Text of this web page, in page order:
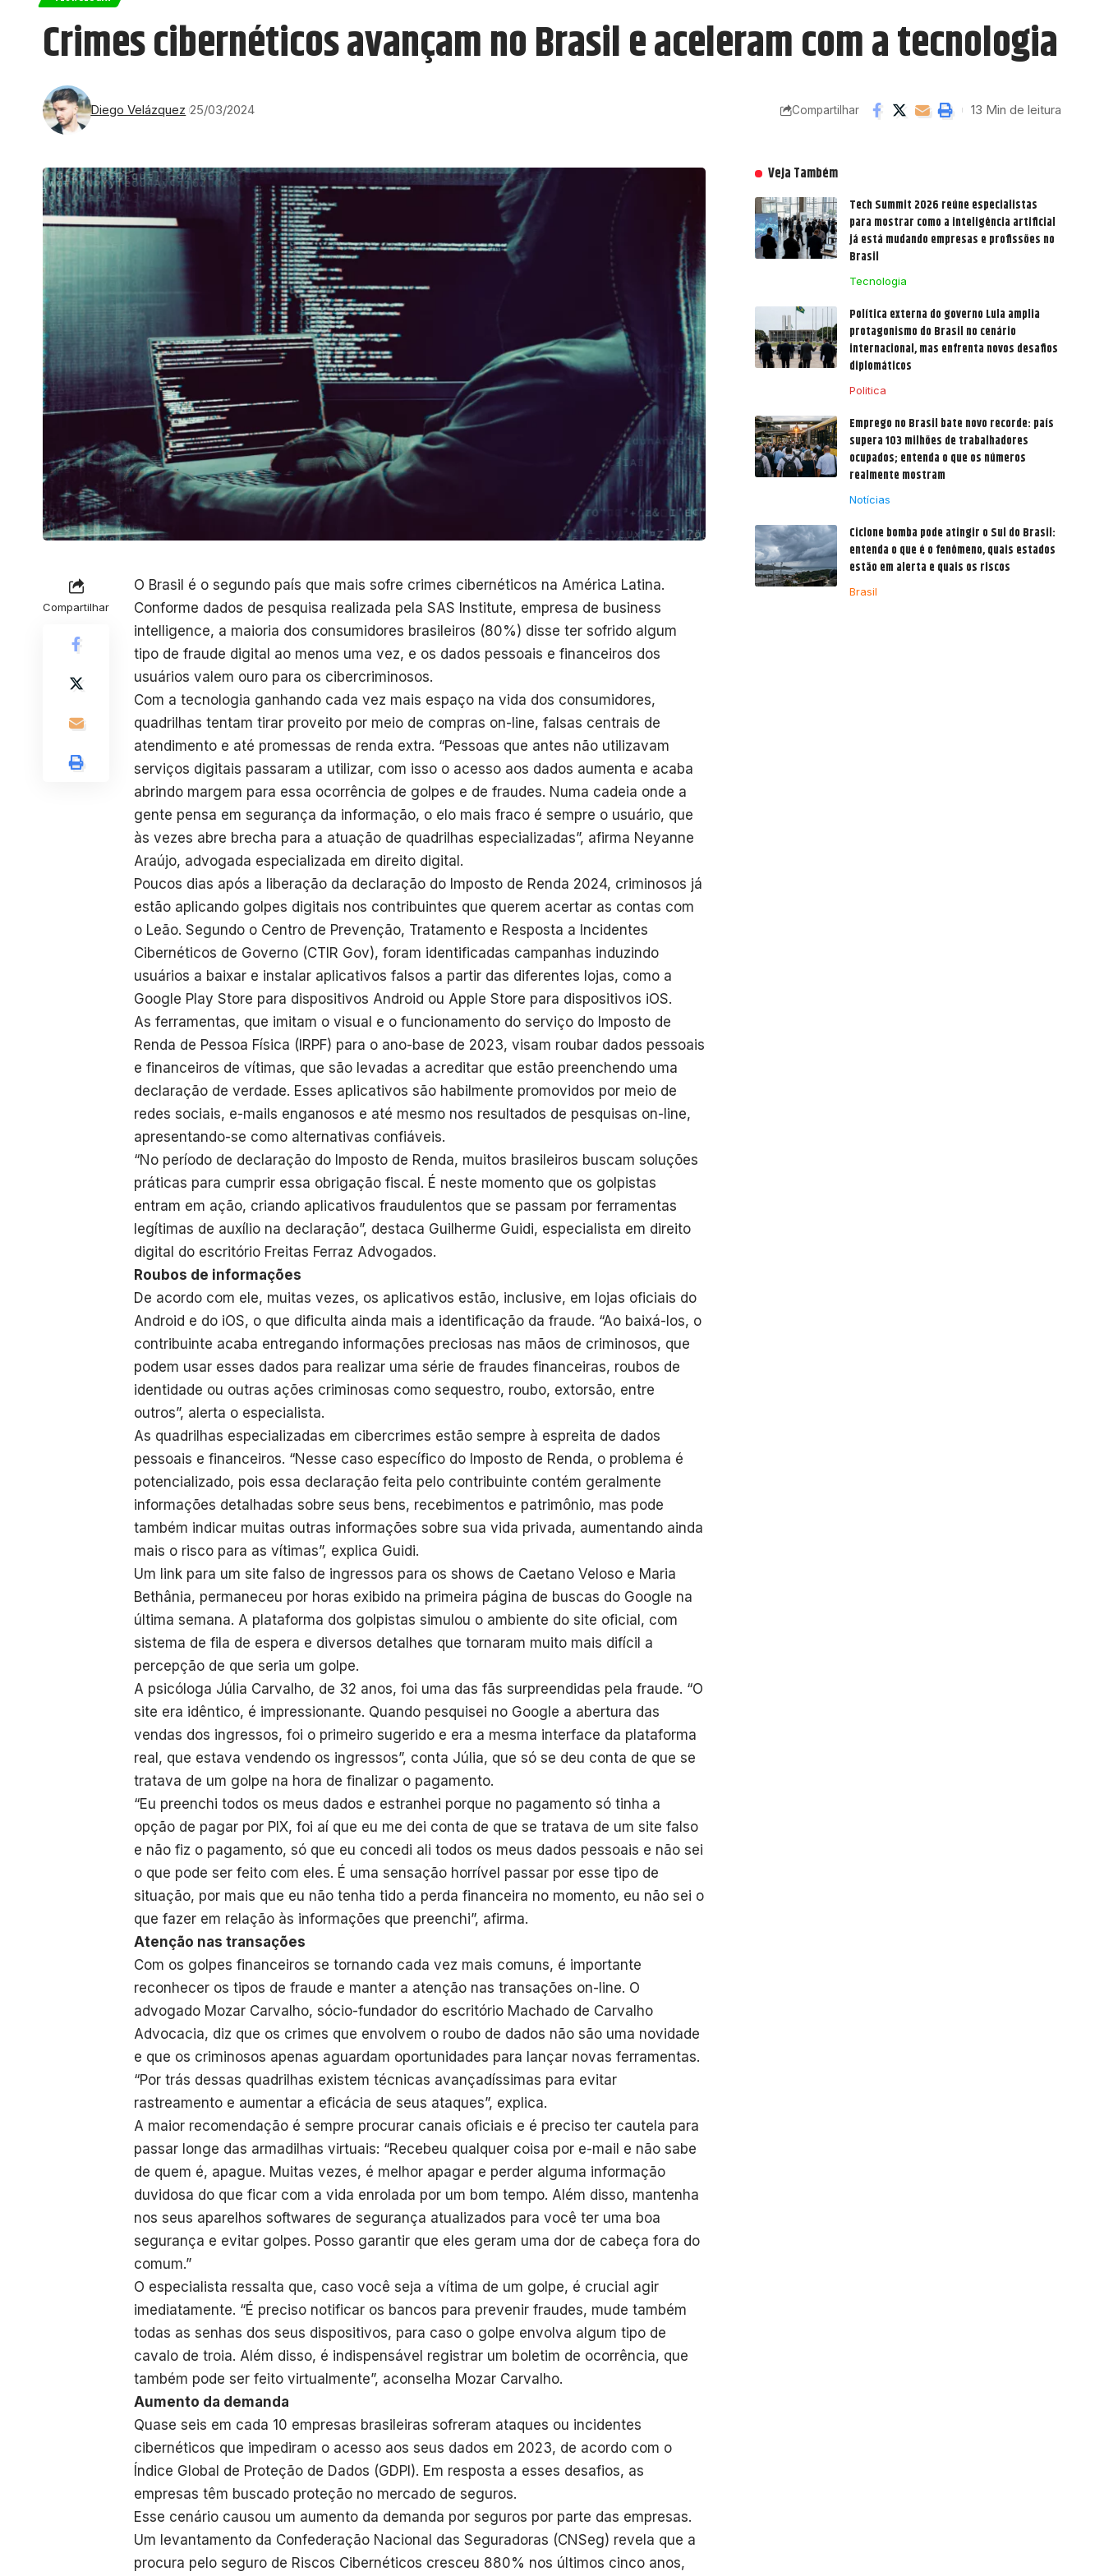
Crimes cibernéticos avançam no Brasil e aceleram com a tecnologia
Diego Velázquez 25/03/2024 Compartilhar 13 Min de leitura
Compartilhar
O Brasil é o segundo país que mais sofre crimes cibernéticos na América Latina.
Conforme dados de pesquisa realizada pela SAS Institute, empresa de business
intelligence, a maioria dos consumidores brasileiros (80%) disse ter sofrido algum
tipo de fraude digital ao menos uma vez, e os dados pessoais e financeiros dos
usuários valem ouro para os cibercriminosos.
Com a tecnologia ganhando cada vez mais espaço na vida dos consumidores,
quadrilhas tentam tirar proveito por meio de compras on-line, falsas centrais de
atendimento e até promessas de renda extra. “Pessoas que antes não utilizavam
serviços digitais passaram a utilizar, com isso o acesso aos dados aumenta e acaba
abrindo margem para essa ocorrência de golpes e de fraudes. Numa cadeia onde a
gente pensa em segurança da informação, o elo mais fraco é sempre o usuário, que
às vezes abre brecha para a atuação de quadrilhas especializadas”, afirma Neyanne
Araújo, advogada especializada em direito digital.
Poucos dias após a liberação da declaração do Imposto de Renda 2024, criminosos já
estão aplicando golpes digitais nos contribuintes que querem acertar as contas com
o Leão. Segundo o Centro de Prevenção, Tratamento e Resposta a Incidentes
Cibernéticos de Governo (CTIR Gov), foram identificadas campanhas induzindo
usuários a baixar e instalar aplicativos falsos a partir das diferentes lojas, como a
Google Play Store para dispositivos Android ou Apple Store para dispositivos iOS.
As ferramentas, que imitam o visual e o funcionamento do serviço do Imposto de
Renda de Pessoa Física (IRPF) para o ano-base de 2023, visam roubar dados pessoais
e financeiros de vítimas, que são levadas a acreditar que estão preenchendo uma
declaração de verdade. Esses aplicativos são habilmente promovidos por meio de
redes sociais, e-mails enganosos e até mesmo nos resultados de pesquisas on-line,
apresentando-se como alternativas confiáveis.
“No período de declaração do Imposto de Renda, muitos brasileiros buscam soluções
práticas para cumprir essa obrigação fiscal. É neste momento que os golpistas
entram em ação, criando aplicativos fraudulentos que se passam por ferramentas
legítimas de auxílio na declaração”, destaca Guilherme Guidi, especialista em direito
digital do escritório Freitas Ferraz Advogados.
Roubos de informações
De acordo com ele, muitas vezes, os aplicativos estão, inclusive, em lojas oficiais do
Android e do iOS, o que dificulta ainda mais a identificação da fraude. “Ao baixá-los, o
contribuinte acaba entregando informações preciosas nas mãos de criminosos, que
podem usar esses dados para realizar uma série de fraudes financeiras, roubos de
identidade ou outras ações criminosas como sequestro, roubo, extorsão, entre
outros”, alerta o especialista.
As quadrilhas especializadas em cibercrimes estão sempre à espreita de dados
pessoais e financeiros. “Nesse caso específico do Imposto de Renda, o problema é
potencializado, pois essa declaração feita pelo contribuinte contém geralmente
informações detalhadas sobre seus bens, recebimentos e patrimônio, mas pode
também indicar muitas outras informações sobre sua vida privada, aumentando ainda
mais o risco para as vítimas”, explica Guidi.
Um link para um site falso de ingressos para os shows de Caetano Veloso e Maria
Bethânia, permaneceu por horas exibido na primeira página de buscas do Google na
última semana. A plataforma dos golpistas simulou o ambiente do site oficial, com
sistema de fila de espera e diversos detalhes que tornaram muito mais difícil a
percepção de que seria um golpe.
A psicóloga Júlia Carvalho, de 32 anos, foi uma das fãs surpreendidas pela fraude. “O
site era idêntico, é impressionante. Quando pesquisei no Google a abertura das
vendas dos ingressos, foi o primeiro sugerido e era a mesma interface da plataforma
real, que estava vendendo os ingressos”, conta Júlia, que só se deu conta de que se
tratava de um golpe na hora de finalizar o pagamento.
“Eu preenchi todos os meus dados e estranhei porque no pagamento só tinha a
opção de pagar por PIX, foi aí que eu me dei conta de que se tratava de um site falso
e não fiz o pagamento, só que eu concedi ali todos os meus dados pessoais e não sei
o que pode ser feito com eles. É uma sensação horrível passar por esse tipo de
situação, por mais que eu não tenha tido a perda financeira no momento, eu não sei o
que fazer em relação às informações que preenchi”, afirma.
Atenção nas transações
Com os golpes financeiros se tornando cada vez mais comuns, é importante
reconhecer os tipos de fraude e manter a atenção nas transações on-line. O
advogado Mozar Carvalho, sócio-fundador do escritório Machado de Carvalho
Advocacia, diz que os crimes que envolvem o roubo de dados não são uma novidade
e que os criminosos apenas aguardam oportunidades para lançar novas ferramentas.
“Por trás dessas quadrilhas existem técnicas avançadíssimas para evitar
rastreamento e aumentar a eficácia de seus ataques”, explica.
A maior recomendação é sempre procurar canais oficiais e é preciso ter cautela para
passar longe das armadilhas virtuais: “Recebeu qualquer coisa por e-mail e não sabe
de quem é, apague. Muitas vezes, é melhor apagar e perder alguma informação
duvidosa do que ficar com a vida enrolada por um bom tempo. Além disso, mantenha
nos seus aparelhos softwares de segurança atualizados para você ter uma boa
segurança e evitar golpes. Posso garantir que eles geram uma dor de cabeça fora do
comum.”
O especialista ressalta que, caso você seja a vítima de um golpe, é crucial agir
imediatamente. “É preciso notificar os bancos para prevenir fraudes, mude também
todas as senhas dos seus dispositivos, para caso o golpe envolva algum tipo de
cavalo de troia. Além disso, é indispensável registrar um boletim de ocorrência, que
também pode ser feito virtualmente”, aconselha Mozar Carvalho.
Aumento da demanda
Quase seis em cada 10 empresas brasileiras sofreram ataques ou incidentes
cibernéticos que impediram o acesso aos seus dados em 2023, de acordo com o
Índice Global de Proteção de Dados (GDPI). Em resposta a esses desafios, as
empresas têm buscado proteção no mercado de seguros.
Esse cenário causou um aumento da demanda por seguros por parte das empresas.
Um levantamento da Confederação Nacional das Seguradoras (CNSeg) revela que a
procura pelo seguro de Riscos Cibernéticos cresceu 880% nos últimos cinco anos,
Veja Também
Tech Summit 2026 reúne especialistas
para mostrar como a inteligência artificial
já está mudando empresas e profissões no
Brasil
Tecnologia
Política externa do governo Lula amplia
protagonismo do Brasil no cenário
internacional, mas enfrenta novos desafios
diplomáticos
Politica
Emprego no Brasil bate novo recorde: país
supera 103 milhões de trabalhadores
ocupados; entenda o que os números
realmente mostram
Notícias
Ciclone bomba pode atingir o Sul do Brasil:
entenda o que é o fenômeno, quais estados
estão em alerta e quais os riscos
Brasil